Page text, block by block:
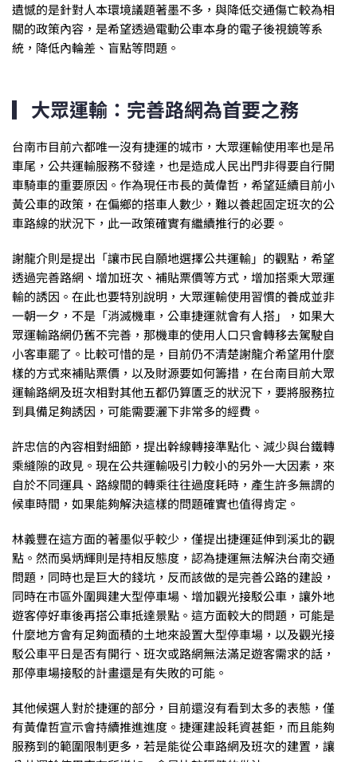
遺憾的是針對人本環境議題著墨不多，與降低交通傷亡較為相
關的政策內容，是希望透過電動公車本身的電子後視鏡等系
統，降低內輪差、盲點等問題。
▎大眾運輸：完善路網為首要之務
台南市目前六都唯一沒有捷運的城市，大眾運輸使用率也是吊
車尾，公共運輸服務不發達，也是造成人民出門非得要自行開
車騎車的重要原因。作為現任市長的黃偉哲，希望延續目前小
黃公車的政策，在偏鄉的搭車人數少，難以養起固定班次的公
車路線的狀況下，此一政策確實有繼續推行的必要。
謝龍介則是提出「讓市民自願地選擇公共運輸」的觀點，希望
透過完善路網、增加班次、補貼票價等方式，增加搭乘大眾運
輸的誘因。在此也要特別說明，大眾運輸使用習慣的養成並非
一朝一夕，不是「消滅機車，公車捷運就會有人搭」，如果大
眾運輸路網仍舊不完善，那機車的使用人口只會轉移去駕駛自
小客車罷了。比較可惜的是，目前仍不清楚謝龍介希望用什麼
樣的方式來補貼票價，以及財源要如何籌措，在台南目前大眾
運輸路網及班次相對其他五都仍算匱乏的狀況下，要將服務拉
到具備足夠誘因，可能需要灑下非常多的經費。
許忠信的內容相對細節，提出幹線轉接準點化、減少與台鐵轉
乘縫隙的政見。現在公共運輸吸引力較小的另外一大因素，來
自於不同運具、路線間的轉乘往往過度耗時，產生許多無謂的
候車時間，如果能夠解決這樣的問題確實也值得肯定。
林義豐在這方面的著墨似乎較少，僅提出捷運延伸到溪北的觀
點。然而吳炳輝則是持相反態度，認為捷運無法解決台南交通
問題，同時也是巨大的錢坑，反而該做的是完善公路的建設，
同時在市區外圍興建大型停車場、增加觀光接駁公車，讓外地
遊客停好車後再搭公車抵達景點。這方面較大的問題，可能是
什麼地方會有足夠面積的土地來設置大型停車場，以及觀光接
駁公車平日是否有開行、班次或路網無法滿足遊客需求的話，
那停車場接駁的計畫還是有失敗的可能。
其他候選人對於捷運的部分，目前還沒有看到太多的表態，僅
有黃偉哲宣示會持續推進進度。捷運建設耗資甚鉅，而且能夠
服務到的範圍限制更多，若是能從公車路網及班次的建置，讓